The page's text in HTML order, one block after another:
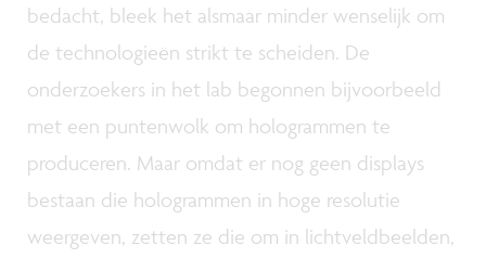
bedacht, bleek het alsmaar minder wenselijk om
de technologieën strikt te scheiden. De
onderzoekers in het lab begonnen bijvoorbeeld
met een puntenwolk om hologrammen te
produceren. Maar omdat er nog geen displays
bestaan die hologrammen in hoge resolutie
weergeven, zetten ze die om in lichtveldbeelden,